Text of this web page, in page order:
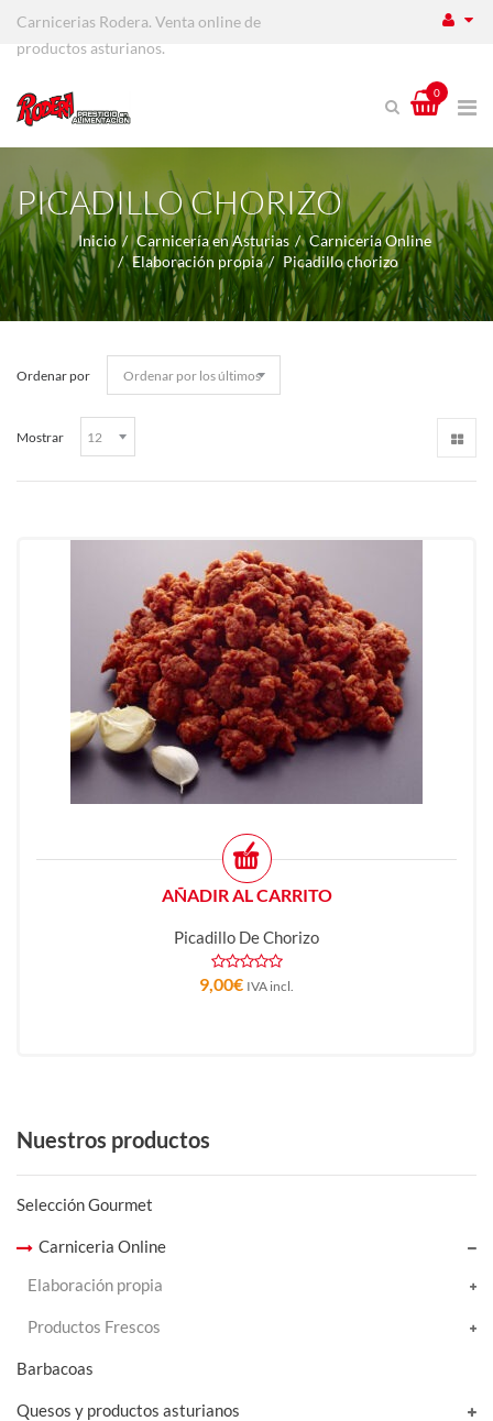
Carnicerias Rodera. Venta online de
productos asturianos.
0
PICADILLO CHORIZO
Inicio Carnicería en Asturias
Carniceria Online
Elaboración propia
Picadillo chorizo
Ordenar por
Mostrar
AÑADIR AL CARRITO
Picadillo De Chorizo
9,00€ IVA incl.
Nuestros productos
Selección Gourmet
Carniceria Online
Elaboración propia
Productos Frescos
Barbacoas
Quesos y productos asturianos